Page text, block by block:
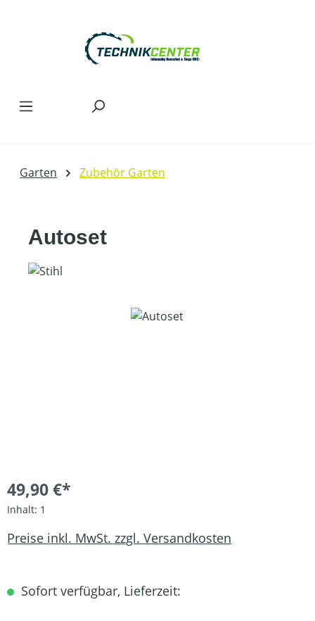
Garten Zubehör Garten
Autoset
Bildergalerie überspringen
49,90 €*
Inhalt: 1
Preise inkl. MwSt. zzgl. Versandkosten
Sofort verfügbar, Lieferzeit: